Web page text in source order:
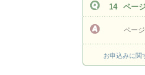
14 ペー
ペー
お申込みに関